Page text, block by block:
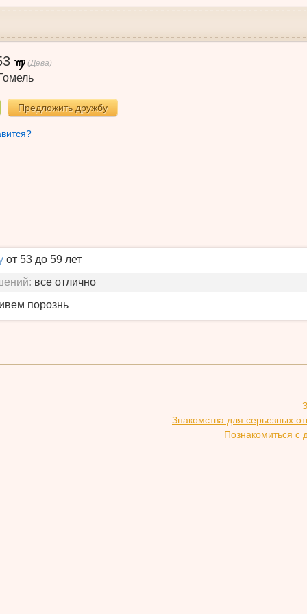
(Дева)
Предложить дружбу
от 53 до 59 лет
все отлично
порознь
Знакомства для серьезных
Познакомиться с